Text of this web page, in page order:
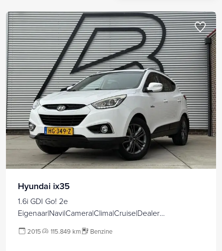
Hyundai ix35
1.6i GDI Go! 2e
Eigenaar|Navi|Camera|Clima|Cruise|Dealer
Velgen|Stoelverwarming|PDC|N.A.P|APK tot 01-2027
2015 115.849 km Benzine